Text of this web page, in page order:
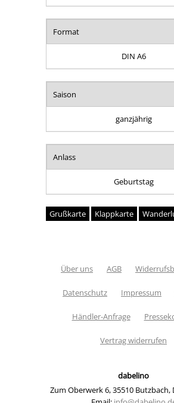
Format
DIN A6
Saison
ganzjährig
Anlass
Geburtstag
Grußkarte Klappkarte
Über uns AGB
Datenschutz Impressum
Händler-Anfrage
Vertrag widerrufen
dabelino
Zum Oberwerk 6,35510 Butzbach,